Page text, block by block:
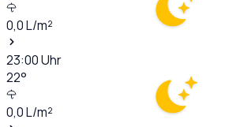
0,0L/m²
23:00Uhr
22°
0,0L/m²